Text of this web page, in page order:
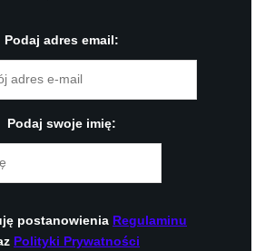
Podaj adres email:
Podaj swoje imię:
postanowienia Regulaminu
Polityki Prywatności